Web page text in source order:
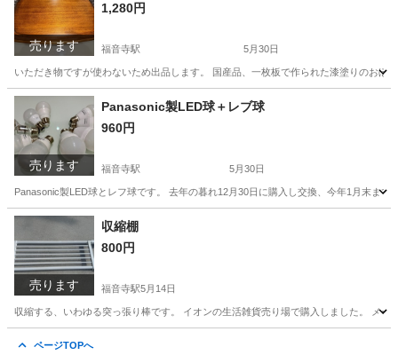
売ります
1,280円
福音寺駅 5月30日
いただき物ですが使わないため出品します。 国産品、一枚板で作られた漆塗りのお
愛媛 松山市 その他 おぼん
売ります
Panasonic製LED球＋レブ球
960円
福音寺駅 5月30日
Panasonic製LED球とレフ球です。 去年の暮れ12月30日に購入し交換、今年1月末ま
愛媛 松山市 福音寺駅
売ります
収縮棚
800円
福音寺駅5月14日
収縮する、いわゆる突っ張り棒です。 イオンの生活雑貨売り場で購入しました。 メ
ページTOPへ